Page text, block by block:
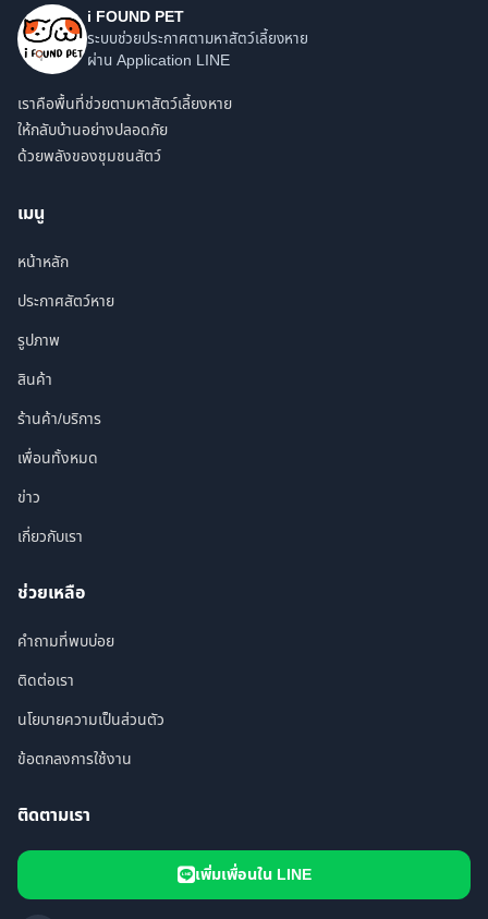
i FOUND PET
ระบบช่วยประกาศตามหาสัตว์เลี้ยงหาย
ผ่าน Application LINE
เราคือพื้นที่ช่วยตามหาสัตว์เลี้ยงหาย
ให้กลับบ้านอย่างปลอดภัย
ด้วยพลังของชุมชนสัตว์
เมนู
หน้าหลัก
ประกาศสัตว์หาย
รูปภาพ
สินค้า
ร้านค้า/บริการ
เพื่อนทั้งหมด
ข่าว
เกี่ยวกับเรา
ช่วยเหลือ
คำถามที่พบบ่อย
ติดต่อเรา
นโยบายความเป็นส่วนตัว
ข้อตกลงการใช้งาน
ติดตามเรา
เพิ่มเพื่อนใน LINE